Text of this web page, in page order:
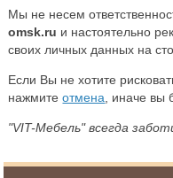
Мы не несем
omsk.ru и настоятельно
своих личных данных на
Если Вы не хотите
нажмитеотмена , иначе
"VIT-Мебель" всегда